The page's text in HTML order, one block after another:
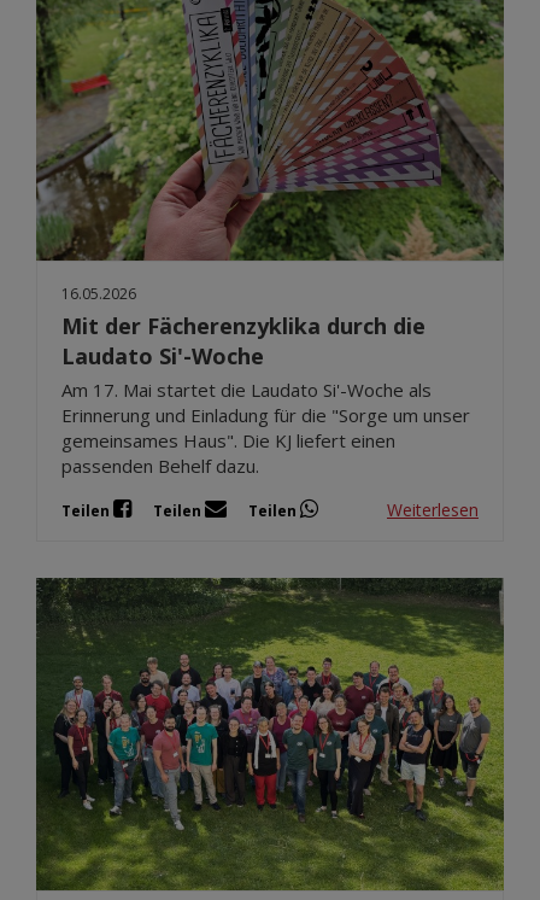
16.05.2026
Mit der Fächerenzyklika durch die
Laudato Si'-Woche
Am 17. Mai startet die Laudato Si'-Woche als
Erinnerung und Einladung für die "Sorge um unser
gemeinsames Haus". Die KJ liefert einen
passenden Behelf dazu.
Teilen Teilen Teilen Weiterlesen